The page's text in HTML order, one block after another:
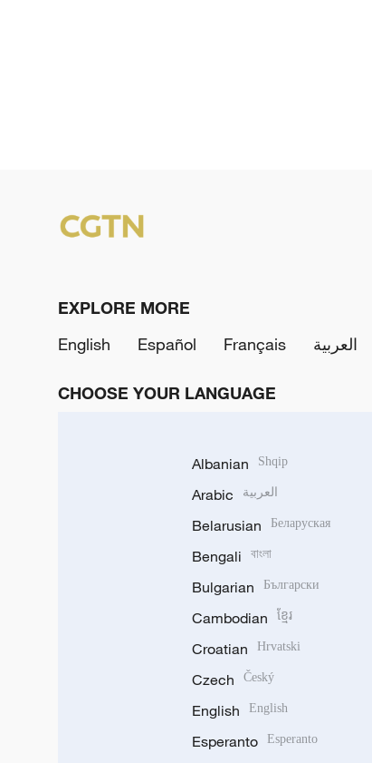
EXPLORE MORE
English
Español Français العربية
CHOOSE YOUR LANGUAGE
Albanian Shqip
Arabic العربية
Belarusian Беларуская
Bengali বাংলা
Bulgarian Български
Cambodian ខ្មែរ
Croatian Hrvatski
Czech Český
English English
Esperanto Esperanto